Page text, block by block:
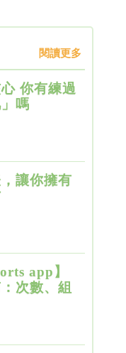
閱讀更多
你有練過
」嗎
讓你擁有
app】
次數、組